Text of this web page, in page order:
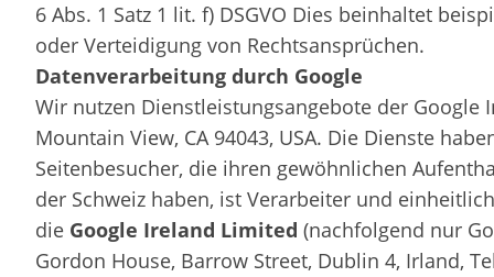
6 Abs. 1 Satz 1 lit. f) DSGVO Dies beinhaltet
oder Verteidigung von Rechtsansprüchen.
Datenverarbeitung durch Google
Wir nutzen Dienstleistungsangebote der Google
Mountain View, CA 94043, USA. Die Dienste
Seitenbesucher, die ihren gewöhnlichen
der Schweiz haben, ist Verarbeiter und
die Google Ireland Limited(nachfolgend nur
Gordon House, Barrow Street, Dublin 4, Irland,